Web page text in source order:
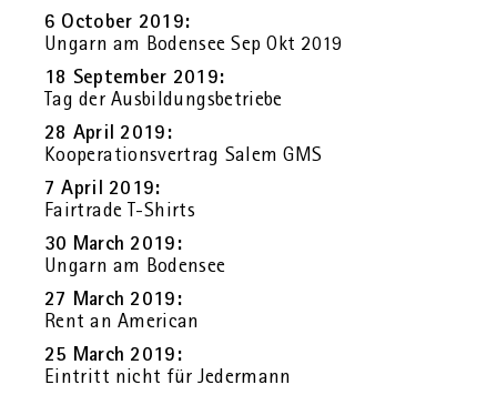
6 Oc­to­ber 2019:
Un­garn am Bo­den­see Sep Okt 2019
18 Sep­tem­ber 2019:
Tag der Aus­bil­dungs­be­trie­be
28 April 2019:
Ko­ope­ra­ti­ons­ver­trag Salem GMS
7 April 2019:
Fair­tra­de T-Shirts
30 March 2019:
Un­garn am Bo­den­see
27 March 2019:
Rent an Ame­ri­can
25 March 2019:
Ein­tritt nicht für Je­der­mann